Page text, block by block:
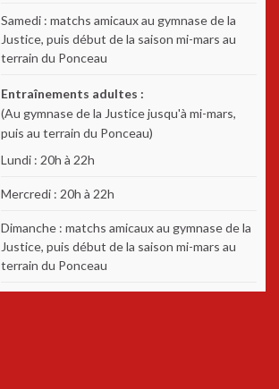
Samedi : matchs amicaux au gymnase de la
Justice, puis début de la saison mi-mars au
terrain du Ponceau
Entraînements adultes :
(Au gymnase de la Justice jusqu'à mi-mars,
puis au terrain du Ponceau)
Lundi : 20h à 22h
Mercredi : 20h à 22h
Dimanche : matchs amicaux au gymnase de la
Justice, puis début de la saison mi-mars au
terrain du Ponceau